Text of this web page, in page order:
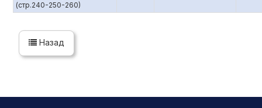
(стр.240-250-260)
Назад